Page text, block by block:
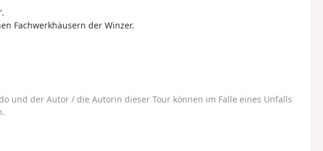
Fachwerkhäusern der Winzer.
und der Autor / die Autorin dieser Tour können im Falle eines Unfalls